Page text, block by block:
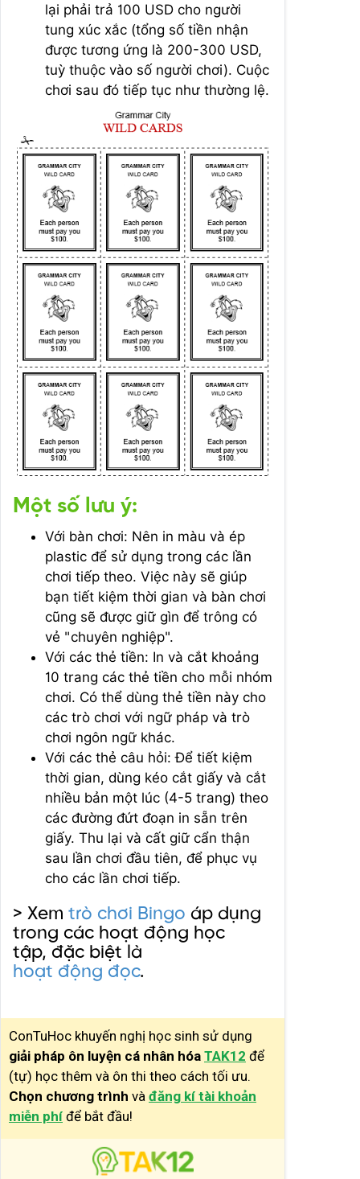
lại phải trả 100 USD cho người
tung xúc xắc (tổng số tiền nhận
được tương ứng là 200-300 USD,
tuỳ thuộc vào số người chơi). Cuộc
chơi sau đó tiếp tục như thường lệ.
Một số lưu ý:
Với bàn chơi: Nên in màu và ép
plastic để sử dụng trong các lần
chơi tiếp theo. Việc này sẽ giúp
bạn tiết kiệm thời gian và bàn chơi
cũng sẽ được giữ gìn để trông có
vẻ "chuyên nghiệp".
Với các thẻ tiền: In và cắt khoảng
10 trang các thẻ tiền cho mỗi nhóm
chơi. Có thể dùng thẻ tiền này cho
các trò chơi với ngữ pháp và trò
chơi ngôn ngữ khác.
Với các thẻ câu hỏi: Để tiết kiệm
thời gian, dùng kéo cắt giấy và cắt
nhiều bản một lúc (4-5 trang) theo
các đường đứt đoạn in sẵn trên
giấy. Thu lại và cất giữ cẩn thận
sau lần chơi đầu tiên, để phục vụ
cho các lần chơi tiếp.
> Xem trò chơi Bingo áp dụng
trong các hoạt động học
tập, đặc biệt là
hoạt động đọc.
ConTuHoc khuyến nghị học sinh sử dụng
giải pháp ôn luyện cá nhân hóa TAK12 để
(tự) học thêm và ôn thi theo cách tối ưu.
Chọn chương trình và đăng kí tài khoản
miễn phí để bắt đầu!